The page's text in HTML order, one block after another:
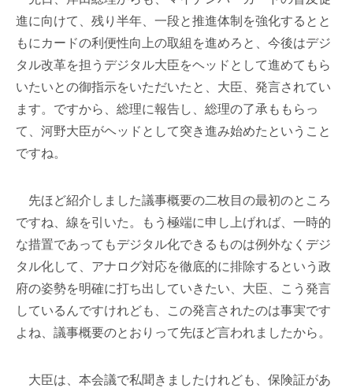
進に向けて、残り半年、一段と推進体制を強化するとと
もにカードの利便性向上の取組を進めろと、今後はデジ
タル改革を担うデジタル大臣をヘッドとして進めてもら
いたいとの御指示をいただいたと、大臣、発言されてい
ます。ですから、総理に報告し、総理の了承ももらっ
て、河野大臣がヘッドとして突き進み始めたということ
ですね。
先ほど紹介しました議事概要の二枚目の最初のところ
ですね、線を引いた。もう極端に申し上げれば、一時的
な措置であってもデジタル化できるものは例外なくデジ
タル化して、アナログ対応を徹底的に排除するという政
府の姿勢を明確に打ち出していきたい、大臣、こう発言
しているんですけれども、この発言されたのは事実です
よね、議事概要のとおりって先ほど言われましたから。
大臣は、本会議で私聞きましたけれども、保険証があ